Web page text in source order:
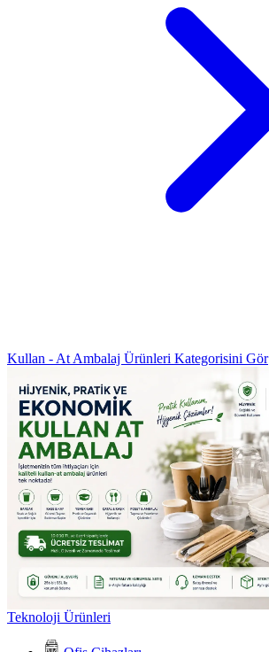
Kullan - At Ambalaj Ürünleri Kategorisini Gör
Teknoloji Ürünleri